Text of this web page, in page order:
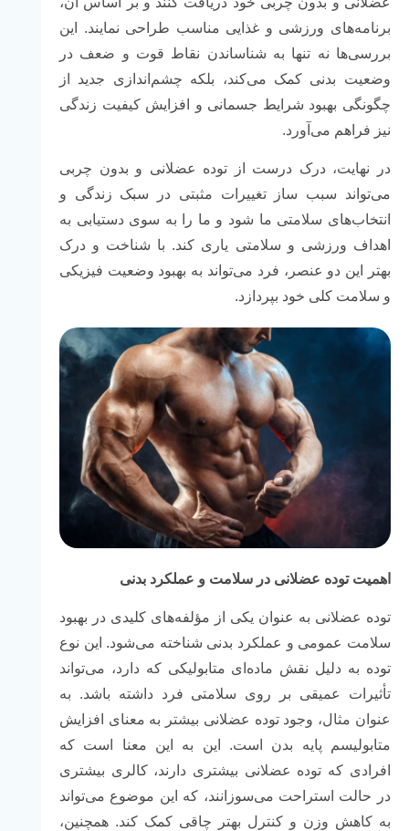
برنامه‌های ورزشی و غذایی مناسب طراحی نمایند. این
بررسی‌ها نه تنها به شناساندن نقاط قوت و ضعف در
وضعیت بدنی کمک می‌کند، بلکه چشم‌اندازی جدید از
چگونگی بهبود شرایط جسمانی و افزایش کیفیت زندگی
نیز فراهم می‌آورد.
در نهایت، درک درست از توده عضلانی و بدون چربی
می‌تواند سبب ساز تغییرات مثبتی در سبک زندگی و
انتخاب‌های سلامتی ما شود و ما را به سوی دستیابی به
اهداف ورزشی و سلامتی یاری کند. با شناخت و درک
بهتر این دو عنصر، فرد می‌تواند به بهبود وضعیت فیزیکی
و سلامت کلی خود بپردازد.
اهمیت توده عضلانی در سلامت و عملکرد بدنی
توده عضلانی به عنوان یکی از مؤلفه‌های کلیدی در بهبود
سلامت عمومی و عملکرد بدنی شناخته می‌شود. این نوع
توده به دلیل نقش ماده‌ای متابولیکی که دارد، می‌تواند
تأثیرات عمیقی بر روی سلامتی فرد داشته باشد. به
عنوان مثال، وجود توده عضلانی بیشتر به معنای افزایش
متابولیسم پایه بدن است. این به این معنا است که
افرادی که توده عضلانی بیشتری دارند، کالری بیشتری
در حالت استراحت می‌سوزانند، که این موضوع می‌تواند
به کاهش وزن و کنترل بهتر چاقی کمک کند. همچنین،